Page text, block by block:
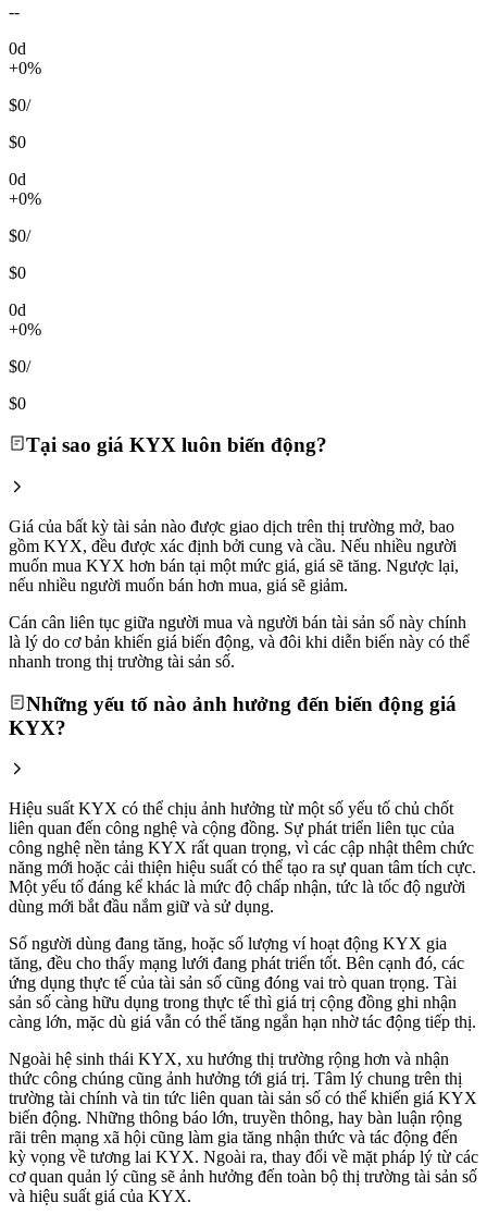
--
0d
+0%
$0/
$0
0d
+0%
$0/
$0
0d
+0%
$0/
$0
Tại sao giá KYX luôn biến động?
Giá của bất kỳ tài sản nào được giao dịch trên thị trường mở, bao
gồm KYX, đều được xác định bởi cung và cầu. Nếu nhiều người
muốn mua KYX hơn bán tại một mức giá, giá sẽ tăng. Ngược lại,
nếu nhiều người muốn bán hơn mua, giá sẽ giảm.
Cán cân liên tục giữa người mua và người bán tài sản số này chính
là lý do cơ bản khiến giá biến động, và đôi khi diễn biến này có thể
nhanh trong thị trường tài sản số.
Những yếu tố nào ảnh hưởng đến biến động giá
KYX?
Hiệu suất KYX có thể chịu ảnh hưởng từ một số yếu tố chủ chốt
liên quan đến công nghệ và cộng đồng. Sự phát triển liên tục của
công nghệ nền tảng KYX rất quan trọng, vì các cập nhật thêm chức
năng mới hoặc cải thiện hiệu suất có thể tạo ra sự quan tâm tích cực.
Một yếu tố đáng kể khác là mức độ chấp nhận, tức là tốc độ người
dùng mới bắt đầu nắm giữ và sử dụng.
Số người dùng đang tăng, hoặc số lượng ví hoạt động KYX gia
tăng, đều cho thấy mạng lưới đang phát triển tốt. Bên cạnh đó, các
ứng dụng thực tế của tài sản số cũng đóng vai trò quan trọng. Tài
sản số càng hữu dụng trong thực tế thì giá trị cộng đồng ghi nhận
càng lớn, mặc dù giá vẫn có thể tăng ngắn hạn nhờ tác động tiếp thị.
Ngoài hệ sinh thái KYX, xu hướng thị trường rộng hơn và nhận
thức công chúng cũng ảnh hưởng tới giá trị. Tâm lý chung trên thị
trường tài chính và tin tức liên quan tài sản số có thể khiến giá KYX
biến động. Những thông báo lớn, truyền thông, hay bàn luận rộng
rãi trên mạng xã hội cũng làm gia tăng nhận thức và tác động đến
kỳ vọng về tương lai KYX. Ngoài ra, thay đổi về mặt pháp lý từ các
cơ quan quản lý cũng sẽ ảnh hưởng đến toàn bộ thị trường tài sản số
và hiệu suất giá của KYX.